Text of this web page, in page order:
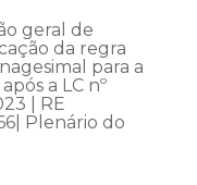
geral de
da regra
para a
a LC nº
| RE
Plenário do